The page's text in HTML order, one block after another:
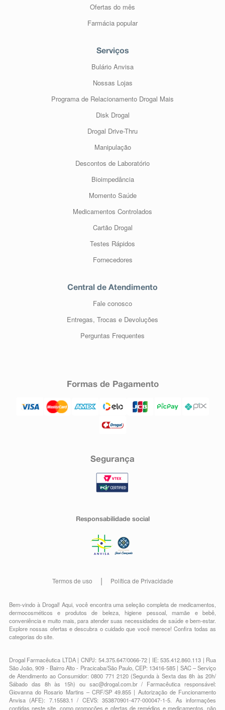
Ofertas do mês
Farmácia popular
Serviços
Bulário Anvisa
Nossas Lojas
Programa de Relacionamento Drogal Mais
Disk Drogal
Drogal Drive-Thru
Manipulação
Descontos de Laboratório
Bioimpedância
Momento Saúde
Medicamentos Controlados
Cartão Drogal
Testes Rápidos
Fornecedores
Central de Atendimento
Fale conosco
Entregas, Trocas e Devoluções
Perguntas Frequentes
Formas de Pagamento
Segurança
Responsabilidade social
Termos de uso Política de Privacidade
Bem-vindo à Drogal! Aqui, você encontra uma seleção completa demedicamentos
dermocosméticos e produtos de beleza,higiene pessoal,mamãe e bebê
conveniênciae muito mais, para atender suas necessidades de saúde e bem-estar.
Explore nossas ofertas e descubra o cuidado que você merece!Confira todas as
categorias do site.
Drogal Farmacêutica LTDA | CNPJ: 54.375.647/0066-72 | IE: 535.412.860.113 | Rua
São João, 909 - Bairro Alto - Piracicaba/São Paulo, CEP: 13416-585 | SAC – Serviço
de Atendimento ao Consumidor: 0800 771 2120 (Segunda à Sexta das 8h às 20h/
Sábado das 8h às 15h) ou sac@drogal.com.br/ Farmacêutica responsável:
Giovanna do Rosario Martins – CRF/SP 49.855 | Autorização de Funcionamento
Anvisa (AFE): 7.15583.1 / CEVS: 353870901-477-000047-1-5. As informações
contidas neste site, como promoções e ofertas de remédios e medicamentos, não